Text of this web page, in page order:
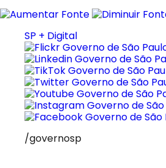
SP + Digital
/governosp